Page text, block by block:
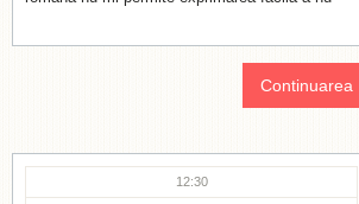
Continuarea
12:30